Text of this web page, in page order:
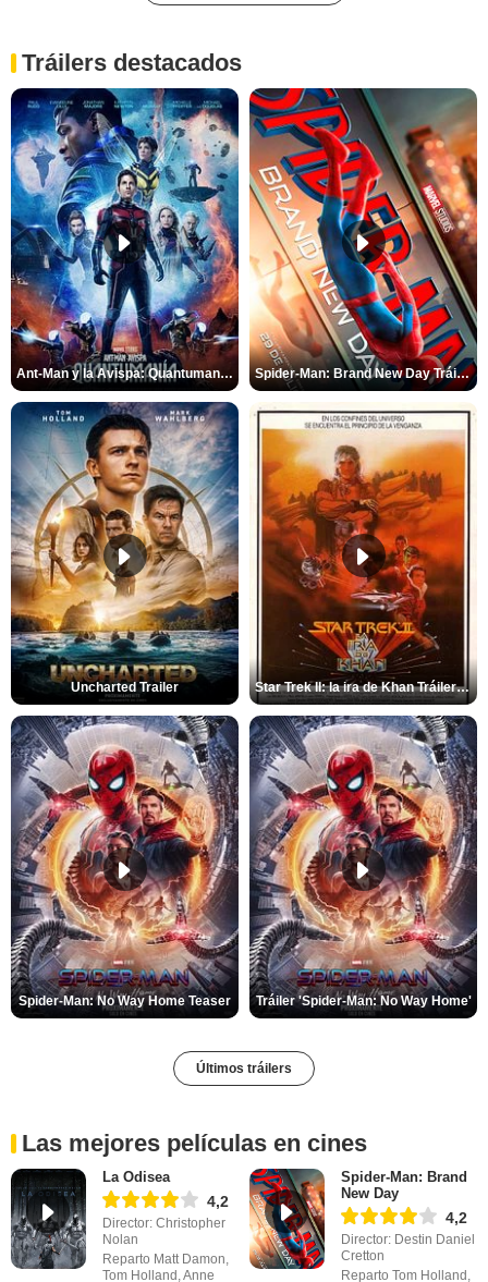
Tráilers destacados
Ant-Man y la Avispa: Quantumanía Tráiler (2) Spider-Man: Brand New Day Tráiler (3)
Uncharted Trailer Star Trek II: la ira de Khan Tráiler VO
Spider-Man: No Way Home Teaser Tráiler 'Spider-Man: No Way Home'
Últimos tráilers
Las mejores películas en cines
La Odisea
4,2
Director: Christopher
Nolan
Reparto Matt Damon,
Tom Holland, Anne
Spider-Man: Brand
New Day
4,2
Director: Destin Daniel
Cretton
Reparto Tom Holland,